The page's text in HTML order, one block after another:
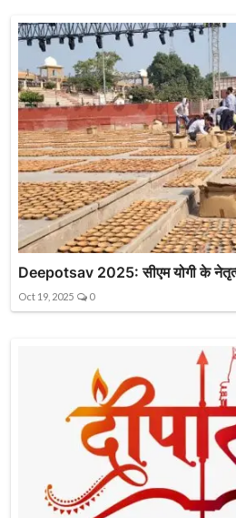
Deepotsav 2025: सीएम योगी के
Oct 19, 2025 0